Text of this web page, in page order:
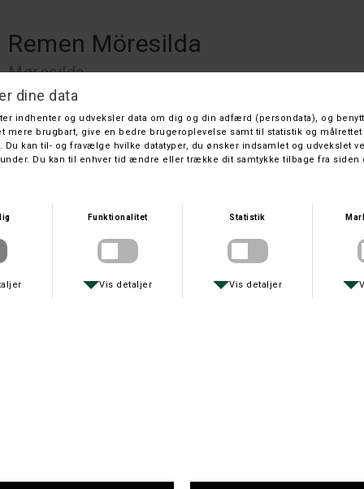
Remen Möresilda
Møresilda
DKK 39,-
Den klassiske, slanke form giver en livlig og lokkende gang i vandet,